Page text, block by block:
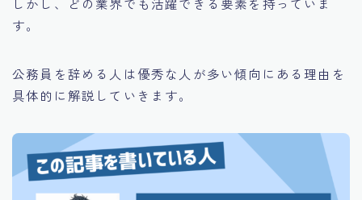
す。
公務員を辞める人は優秀な人が多い傾向にある理由を
具体的に解説していきます。